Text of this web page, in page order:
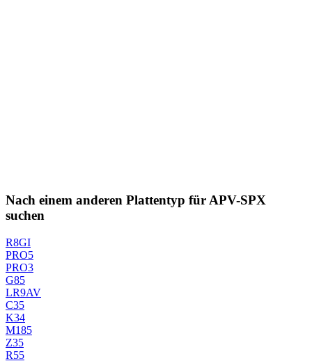
Nach einem anderen Plattentyp für APV-SPX
suchen
R8GI
PRO5
PRO3
G85
LR9AV
C35
K34
M185
Z35
R55